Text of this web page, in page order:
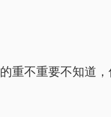
重不重要不知道